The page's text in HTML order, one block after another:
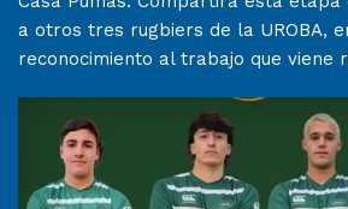
a otros tres rugbiers de la UROBA,
reconocimiento al trabajo que viene